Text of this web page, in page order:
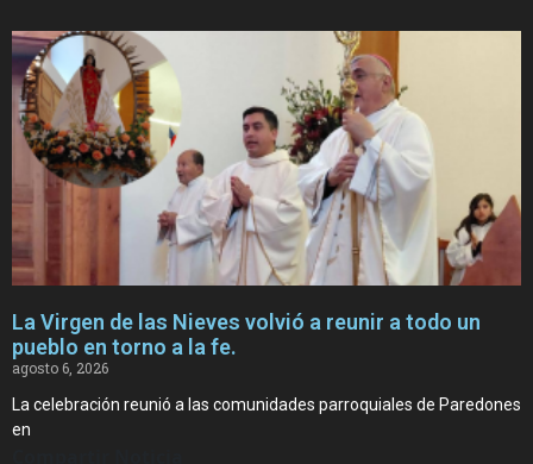
La Virgen de las Nieves volvió a reunir a todo un
pueblo en torno a la fe.
agosto 6, 2026
La celebración reunió a las comunidades parroquiales de Paredones
en